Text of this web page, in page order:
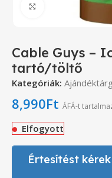
Click to enlarge
Cable Guys –
tartó/töltő
Kategóriák:
8,990Ft ÁFÁ-t
Elfogyott
Értesítést